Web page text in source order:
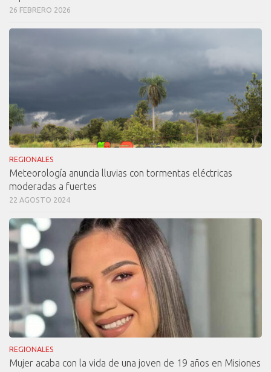
26 FEBRERO 2026
REGIONALES
Meteorología anuncia lluvias con tormentas eléctricas
moderadas a fuertes
22 AGOSTO 2024
REGIONALES
Mujer acaba con la vida de una joven de 19 años en Misiones